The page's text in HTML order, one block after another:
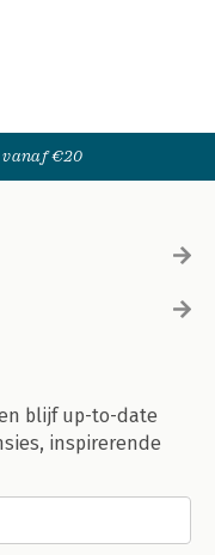
vanaf €20
blijf up-to-date
inspirerende